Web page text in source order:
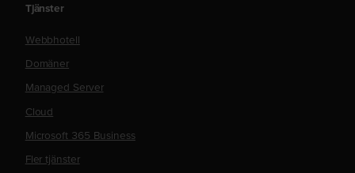
Tjänster
Webbhotell
Domäner
Managed Server
Cloud
Microsoft 365 Business
Fler tjänster